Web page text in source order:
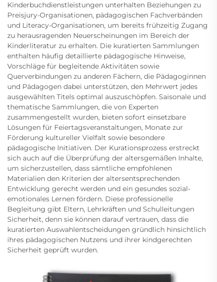
Kinderbuchdienstleistungen unterhalten Beziehungen zu
Preisjury-Organisationen, pädagogischen Fachverbänden
und Literacy-Organisationen, um bereits frühzeitig Zugang
zu herausragenden Neuerscheinungen im Bereich der
Kinderliteratur zu erhalten. Die kuratierten Sammlungen
enthalten häufig detaillierte pädagogische Hinweise,
Vorschläge für begleitende Aktivitäten sowie
Querverbindungen zu anderen Fächern, die Pädagoginnen
und Pädagogen dabei unterstützen, den Mehrwert jedes
ausgewählten Titels optimal auszuschöpfen. Saisonale und
thematische Sammlungen, die von Experten
zusammengestellt wurden, bieten sofort einsetzbare
Lösungen für Feiertagsveranstaltungen, Monate zur
Förderung kultureller Vielfalt sowie besondere
pädagogische Initiativen. Der Kurationsprozess erstreckt
sich auch auf die Überprüfung der altersgemäßen Inhalte,
um sicherzustellen, dass sämtliche empfohlenen
Materialien den Kriterien der altersentsprechenden
Entwicklung gerecht werden und ein gesundes sozial-
emotionales Lernen fördern. Diese professionelle
Begleitung gibt Eltern, Lehrkräften und Schulleitungen
Sicherheit, denn sie können darauf vertrauen, dass die
kuratierten Auswahlentscheidungen gründlich hinsichtlich
ihres pädagogischen Nutzens und ihrer kindgerechten
Sicherheit geprüft wurden.